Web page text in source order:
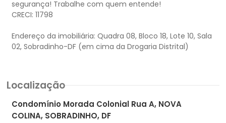
segurança! Trabalhe com quem entende!
CRECI: 11798
Endereço da imobiliária: Quadra 08, Bloco 18, Lote 10, Sala
Localização
Condomínio Morada Colonial Rua A, NOVA
COLINA, SOBRADINHO, DF